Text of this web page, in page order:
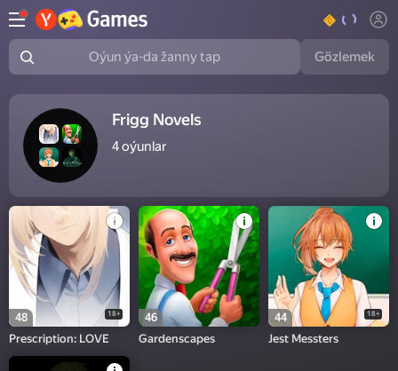
Oýun ýa-da žanny tap Gözlemek
Frigg Novels
4oýunlar
48 18+
Prescription: LOVE
46
Gardenscapes
44 18+
Jest Messters